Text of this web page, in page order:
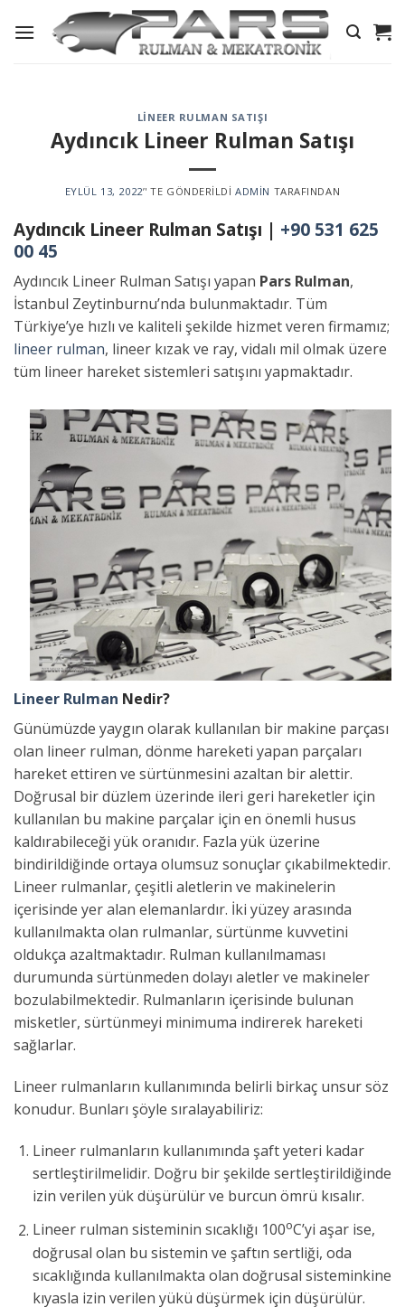
LINEER RULMAN SATIŞI
Aydıncık Lineer Rulman Satışı
EYLÜL 13, 2022’' TE GÖNDERILDI ADMIN TARAFINDAN
Aydıncık Lineer Rulman Satışı | +90 531 625
00 45
Aydıncık Lineer Rulman Satışı yapan Pars Rulman,
İstanbul Zeytinburnu’nda bulunmaktadır. Tüm
Türkiye’ye hızlı ve kaliteli şekilde hizmet veren firmamız;
lineer rulman, lineer kızak ve ray, vidalı mil olmak üzere
tüm lineer hareket sistemleri satışını yapmaktadır.
Lineer Rulman Nedir?
Günümüzde yaygın olarak kullanılan bir makine parçası
olan lineer rulman, dönme hareketi yapan parçaları
hareket ettiren ve sürtünmesini azaltan bir alettir.
Doğrusal bir düzlem üzerinde ileri geri hareketler için
kullanılan bu makine parçalar için en önemli husus
kaldırabileceği yük oranıdır. Fazla yük üzerine
bindirildiğinde ortaya olumsuz sonuçlar çıkabilmektedir.
Lineer rulmanlar, çeşitli aletlerin ve makinelerin
içerisinde yer alan elemanlardır. İki yüzey arasında
kullanılmakta olan rulmanlar, sürtünme kuvvetini
oldukça azaltmaktadır. Rulman kullanılmaması
durumunda sürtünmeden dolayı aletler ve makineler
bozulabilmektedir. Rulmanların içerisinde bulunan
misketler, sürtünmeyi minimuma indirerek hareketi
sağlarlar.
Lineer rulmanların kullanımında belirli birkaç unsur söz
konudur. Bunları şöyle sıralayabiliriz:
Lineer rulmanların kullanımında şaft yeteri kadar
sertleştirilmelidir. Doğru bir şekilde sertleştirildiğinde
izin verilen yük düşürülür ve burcun ömrü kısalır.
Lineer rulman sisteminin sıcaklığı 100oC’yi aşar ise,
doğrusal olan bu sistemin ve şaftın sertliği, oda
sıcaklığında kullanılmakta olan doğrusal sisteminkine
kıyasla izin verilen yükü düşürmek için düşürülür.